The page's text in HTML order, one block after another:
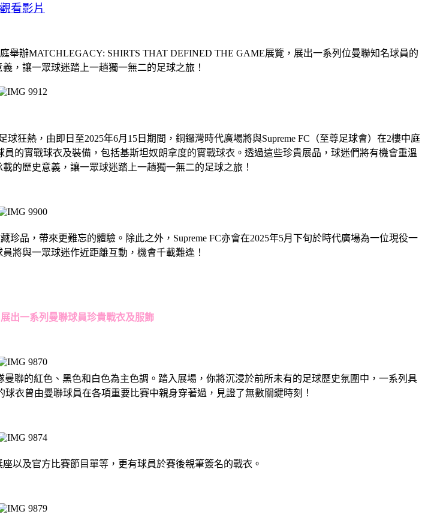
觀看影片
舉辦MATCHLEGACY: SHIRTS THAT DEFINED THE GAME展覽，展出一系列位曼聯知名球員的
，讓一眾球迷踏上一趟獨一無二的足球之旅！
狂熱，由即日至2025年6月15日期間，銅鑼灣時代廣場將與Supreme FC（至尊足球會）在2樓中庭
員的實戰球衣及裝備，包括基斯坦奴朗拿度的實戰球衣。透過這些珍貴展品，球迷們將有機會重溫
的歷史意義，讓一眾球迷踏上一趟獨一無二的足球之旅！
品，帶來更難忘的體驗。除此之外，Supreme FC亦會在2025年5月下旬於時代廣場為一位現役一
將與一眾球迷作近距離互動，機會千載難逢！
一系列曼聯球員珍貴戰衣及服飾
曼聯的紅色、黑色和白色為主色調。踏入展場，你將沉浸於前所未有的足球歷史氛圍中，一系列具
衣曾由曼聯球員在各項重要比賽中親身穿著過，見證了無數關鍵時刻！
以及官方比賽節目單等，更有球員於賽後親筆簽名的戰衣。